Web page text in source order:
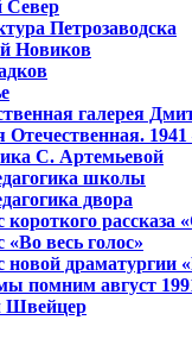
Север
Петрозаводска
Новиков
галерея
Отечественная.
С. Артемьевой
школы
двора
короткого рассказа
«Во весь голос»
новой драматургии
помним август
Швейцер